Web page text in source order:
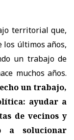
territorial que,
los últimos años,
un trabajo de
muchos años.
un trabajo,
ayudar a
de vecinos y
a solucionar